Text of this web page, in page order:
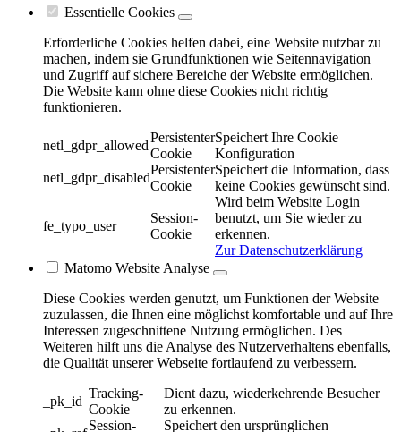
Essentielle Cookies
Erforderliche Cookies helfen dabei, eine Website nutzbar zu
machen, indem sie Grundfunktionen wie Seitennavigation
und Zugriff auf sichere Bereiche der Website ermöglichen.
Die Website kann ohne diese Cookies nicht richtig
funktionieren.
netl_gdpr_allowed
Persistenter
Cookie
Speichert Ihre Cookie
Konfiguration
netl_gdpr_disabled
Persistenter
Cookie
Speichert die Information, dass
keine Cookies gewünscht sind.
fe_typo_user
Session-
Cookie
Wird beim Website Login
benutzt, um Sie wieder zu
erkennen.
Zur Datenschutzerklärung
Matomo Website Analyse
Diese Cookies werden genutzt, um Funktionen der Website
zuzulassen, die Ihnen eine möglichst komfortable und auf Ihre
Interessen zugeschnittene Nutzung ermöglichen. Des
Weiteren hilft uns die Analyse des Nutzerverhaltens ebenfalls,
die Qualität unserer Webseite fortlaufend zu verbessern.
_pk_id
Tracking-
Cookie
Dient dazu, wiederkehrende Besucher
zu erkennen.
Session- Speichert den ursprünglichen